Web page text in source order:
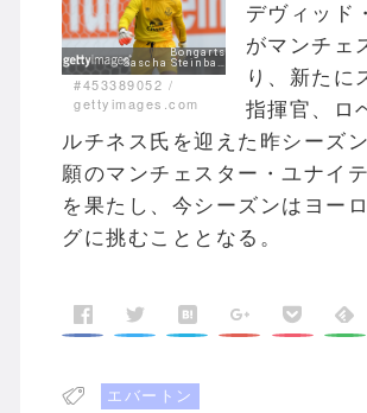
#453389052 /
gettyimages.com
デヴィッド
がマンチェ
り、新たに
指揮官、ロ
ルチネス氏を迎えた昨シーズ
願のマンチェスター・ユナイ
を果たし、今シーズンはヨー
グに挑むこととなる。
エバートン